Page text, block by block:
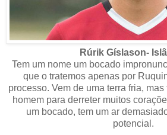
Rúrik Gíslason-
Tem um nome um bocado
que o tratemos apenas por
processo. Vem de uma terra fria,
homem para derreter muitos
um bocado, tem um ar
potencial.